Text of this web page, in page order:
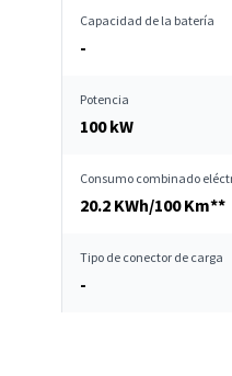
Capacidad de la batería
-
Potencia
100 kW
Consumo combinado
20.2 KWh/100 Km**
Tipo de conector de carga
-